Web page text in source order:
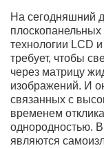
На сегодняшний
технологии LCD
требует, чтобы
через матрицу
изображений. И
связанных с
временем
однородностью.
являются